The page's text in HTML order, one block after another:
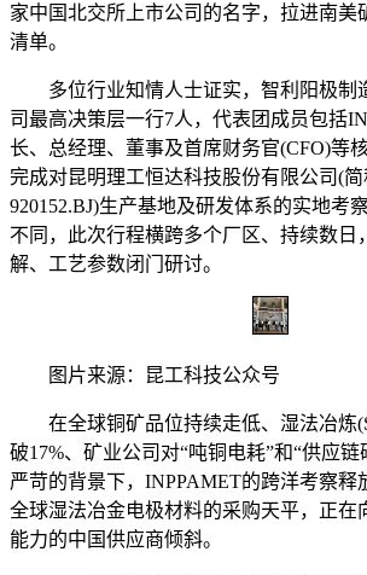
家中国北交所上市公司的名字，拉进南美
清单。
多位行业知情人士证实，智利阳极制
司最高决策层一行7人，代表团成员包括
长、总经理、董事及首席财务官(CFO)等
完成对昆明理工恒达科技股份有限公司(简
920152.BJ)生产基地及研发体系的实地考
不同，此次行程横跨多个厂区、持续数日
解、工艺参数闭门研讨。
图片来源：昆工科技公众号
在全球铜矿品位持续走低、湿法冶炼
破17%、矿业公司对“吨铜电耗”和“供应
严苛的背景下，INPPAMET的跨洋考察释
全球湿法冶金电极材料的采购天平，正在
能力的中国供应商倾斜。